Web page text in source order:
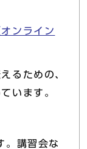
ンライン
るための、
います。
。講習会な